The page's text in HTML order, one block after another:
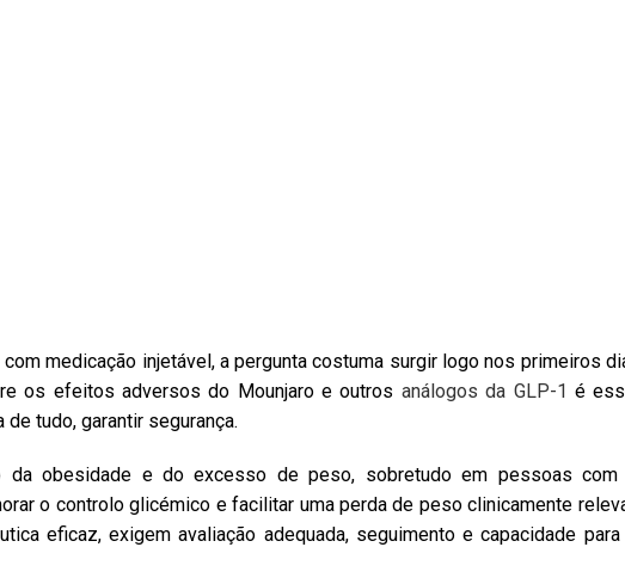
medicação injetável, a pergunta costuma surgir logo nos primeiros
os efeitos adversos do Mounjaro e outros análogos da GLP-1 é
tudo, garantir segurança.
da obesidade e do excesso de peso, sobretudo em pessoas
o controlo glicémico e facilitar uma perda de peso clinicamente
eficaz, exigem avaliação adequada, seguimento e capacidade